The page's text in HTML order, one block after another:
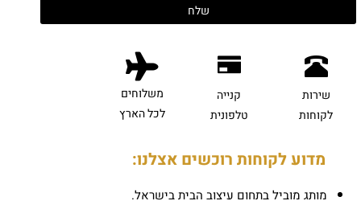
שירות
לקוחות
קנייה
טלפונית
משלוחים
לכל הארץ
מדוע לקוחות רוכשים אצלנו:
מותג מוביל בתחום עיצוב הבית בישראל.